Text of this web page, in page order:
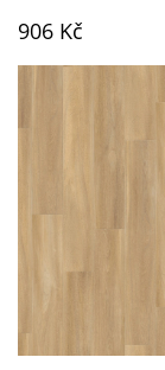
906 Kč